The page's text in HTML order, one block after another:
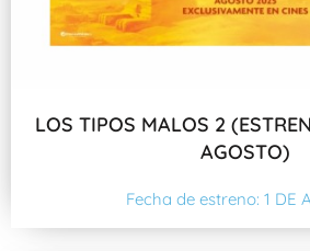
LOS TIPOS MALOS 2
AGOSTO)
Fecha de estreno: 1 DE